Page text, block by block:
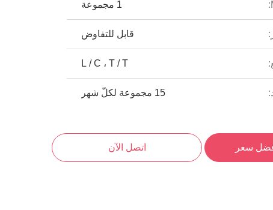
1 مجموعة
قابل للتفاوض
L / C ، T / T
15 مجموعة لكلّ شهر
سعر اتصل الآن